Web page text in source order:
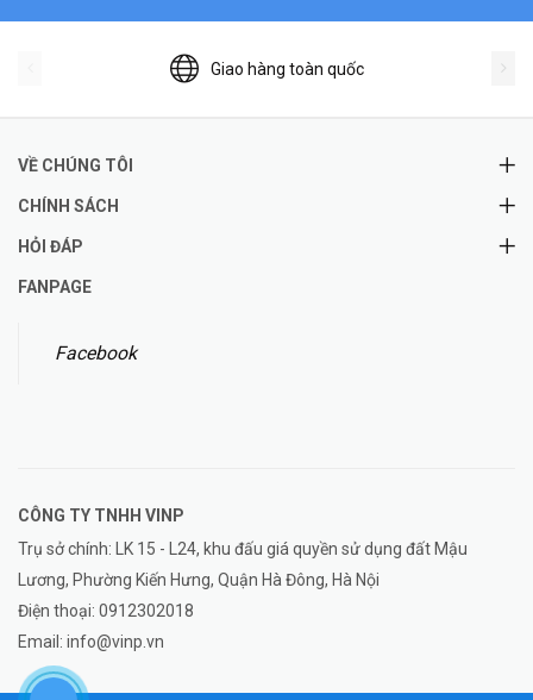
Giao hàng toàn quốc
VỀ CHÚNG TÔI
CHÍNH SÁCH
HỎI ĐÁP
FANPAGE
Facebook
CÔNG TY TNHH VINP
Trụ sở chính: LK 15 - L24, khu đấu giá quyền sử dụng đất Mậu
Lương, Phường Kiến Hưng, Quận Hà Đông, Hà Nội
Điện thoại: 0912302018
Email: info@vinp.vn